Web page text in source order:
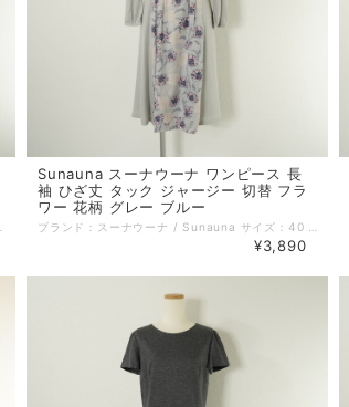
Sunauna スーナウーナ ワンピース 長
袖 ひざ丈 タック ジャージー 切替 フラ
ワー 花柄 グレー ブルー
¥3,890